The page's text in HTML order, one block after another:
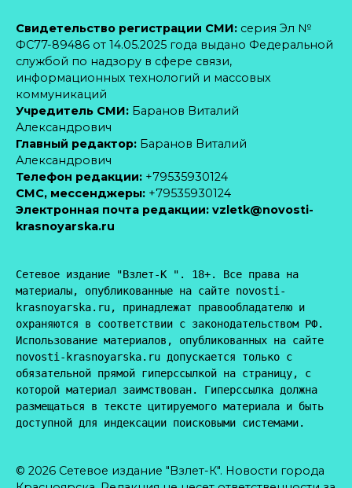
Свидетельство регистрации СМИ: серия Эл №
ФС77-89486 от 14.05.2025 года выдано Федеральной
службой по надзору в сфере связи,
информационных технологий и массовых
коммуникаций
Учредитель СМИ: Баранов Виталий
Александрович
Главный редактор: Баранов Виталий
Александрович
Телефон редакции: +79535930124
CМС, мессенджеры: +79535930124
Электронная почта редакции: vzletk@novosti-
krasnoyarska.ru
Сетевое издание "Взлет-К ". 18+. Все права на
материалы, опубликованные на сайте novosti-
krasnoyarska.ru, принадлежат правообладателю и
охраняются в соответствии с законодательством РФ.
Использование материалов, опубликованных на сайте
novosti-krasnoyarska.ru допускается только с
обязательной прямой гиперссылкой на страницу, с
которой материал заимствован. Гиперссылка должна
размещаться в тексте цитируемого материала и быть
доступной для индексации поисковыми системами.
© 2026 Сетевое издание "Взлет-К". Новости города